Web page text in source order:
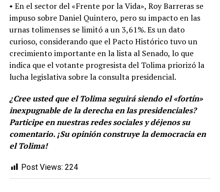
• En el sector del «Frente por la Vida», Roy Barreras se
impuso sobre Daniel Quintero, pero su impacto en las
urnas tolimenses se limitó a un 3,61%. Es un dato
curioso, considerando que el Pacto Histórico tuvo un
crecimiento importante en la lista al Senado, lo que
indica que el votante progresista del Tolima priorizó la
lucha legislativa sobre la consulta presidencial.
¿Cree usted que el Tolima seguirá siendo el «fortín»
inexpugnable de la derecha en las presidenciales?
Participe en nuestras redes sociales y déjenos su
comentario. ¡Su opinión construye la democracia en
el Tolima!
Post Views: 224